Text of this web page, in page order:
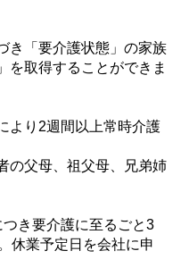
き「要介護状態」の家族
を取得することができま
より 2週間以上常時介護
の父母、祖父母、兄弟姉
つき要介護に至るごと3
休業予定日を会社に申